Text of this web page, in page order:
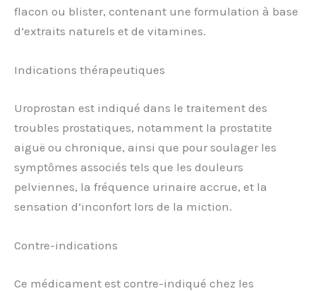
flacon ou blister, contenant une formulation à base
d’extraits naturels et de vitamines.
Indications thérapeutiques
Uroprostan est indiqué dans le traitement des
troubles prostatiques, notamment la prostatite
aiguë ou chronique, ainsi que pour soulager les
symptômes associés tels que les douleurs
pelviennes, la fréquence urinaire accrue, et la
sensation d’inconfort lors de la miction.
Contre-indications
Ce médicament est contre-indiqué chez les